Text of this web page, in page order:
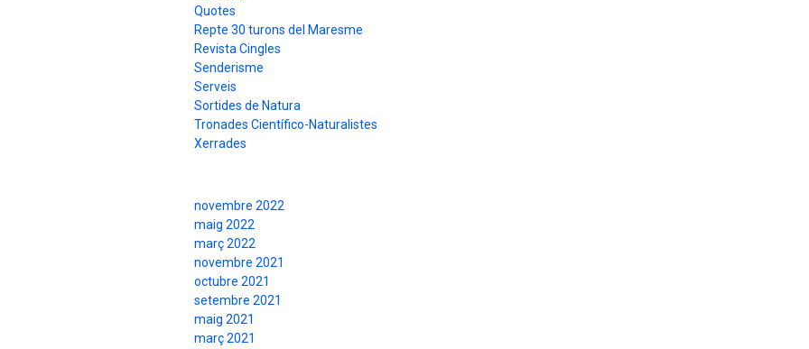
Quotes
Repte 30 turons del Maresme
Revista Cingles
Senderisme
Serveis
Sortides de Natura
Tronades Científico-Naturalistes
Xerrades
novembre 2022
maig 2022
març 2022
novembre 2021
octubre 2021
setembre 2021
maig 2021
març 2021